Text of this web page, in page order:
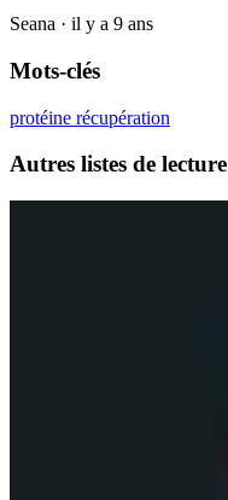
Seana · il y a 9 ans
Mots-clés
protéine récupération
Autres listes de lecture